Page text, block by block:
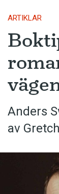
ARTIKLAR
Anders
av